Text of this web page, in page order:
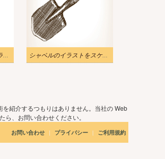
シャベルを持つ農家のイラスト シャベルのイラストをスケッチします。
紹介するつもりはありません。当社の Web
、お問い合わせください。
お問い合わせ | プライバシー | ご利用規約